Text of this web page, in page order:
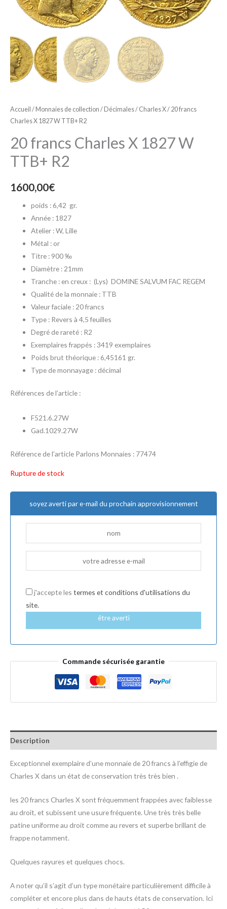
Accueil / Monnaies de collection / Décimales/ Charles X/ 20 francs
Charles X 1827 W TTB+ R2
20 francs Charles X 1827 W
TTB+ R2
1600,00€
poids : 6,42 gr.
Année : 1827
Atelier : W, Lille
Métal : or
Titre : 900 ‰
Diamètre : 21mm
Tranche : en creux : (Lys) DOMINE SALVUM FAC REGEM
Qualité de la monnaie : TTB
Valeur faciale : 20 francs
Type : Revers à 4,5 feuilles
Degré de rareté : R2
Exemplaires frappés : 3419 exemplaires
Poids brut théorique : 6,45161 gr.
Type de monnayage : décimal
Références de l’article :
F521.6.27W
Gad.1029.27W
Référence de l’article Parlons Monnaies : 77474
Rupture de stock
soyez averti par e-mail du prochain approvisionnement
j'accepte les termes et conditions d'utilisations du
site.
être averti
Commande sécurisée garantie
Description
Exceptionnel exemplaire d’une monnaie de 20 francs à l’effigie de
Charles X dans un état de conservation très très bien .
les 20 francs Charles X sont fréquemment frappées avec faiblesse
au droit, et subissent une usure fréquente. Une très très belle
patine uniforme au droit comme au revers et superbe brillant de
frappe notamment.
Quelques rayures et quelques chocs.
A noter qu’il s’agit d’un type monétaire particulièrement difficile à
compléter et encore plus dans de hauts états de conservation. Ici